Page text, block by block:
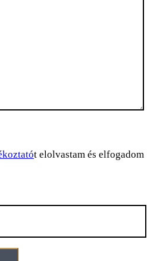
t elolvastam és elfogadom